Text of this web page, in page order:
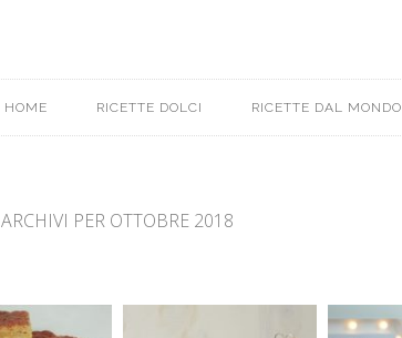
HOME RICETTE DOLCI RICETTE DAL MONDO
ARCHIVI PER OTTOBRE 2018